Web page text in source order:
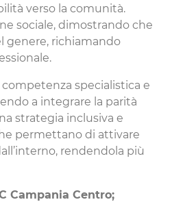
verso la comunità.
sociale, dimostrando che
genere, richiamando
specialistica e
a integrare la parità
strategia inclusiva e
permettano di attivare
rendendola più
Campania Centro;